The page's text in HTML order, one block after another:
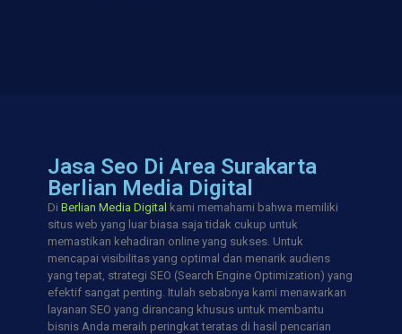
Jasa Seo Di Area Surakarta
Berlian Media Digital
Di Berlian Media Digital kami memahami bahwa memiliki
situs web yang luar biasa saja tidak cukup untuk
memastikan kehadiran online yang sukses. Untuk
mencapai visibilitas yang optimal dan menarik audiens
yang tepat, strategi SEO (Search Engine Optimization) yang
efektif sangat penting. Itulah sebabnya kami menawarkan
layanan SEO yang dirancang khusus untuk membantu
bisnis Anda meraih peringkat teratas di hasil pencarian